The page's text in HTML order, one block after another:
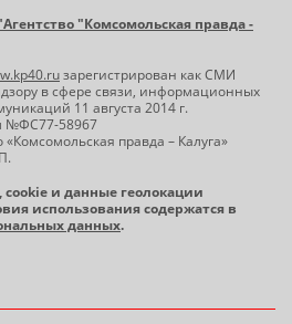
"Комсомольская правда -
зарегистрирован как СМИ
в сфере связи, информационных
11 августа 2014 г.
№ФС77-58967
правда – Калуга»
cookie и данные геолокации
использования содержатся в
данных.